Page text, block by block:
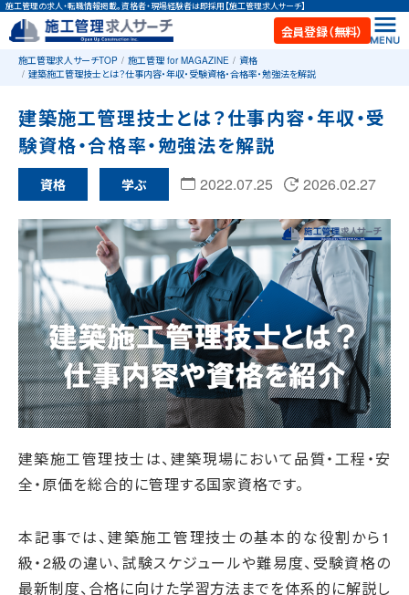
施工管理の求人・転職情報掲載。資格者・現場経験者は即採用【施工管理求人サーチ】
会員登録（無料）
施工管理求人サーチTOP 施工管理 for MAGAZINE
資格
建築施工管理技士とは？仕事内容・年収・受験資格・合格率・勉強法を解説
建築施工管理技士とは？仕事内容・年収・受
験資格・合格率・勉強法を解説
資格 学ぶ 2022.07.25 2026.02.27
建築施工管理技士は、建築現場において品質・工程・安
全・原価を総合的に管理する国家資格です。
本記事では、建築施工管理技士の基本的な役割から1
級・2級の違い、試験スケジュールや難易度、受験資格の
最新制度、合格に向けた学習方法までを体系的に解説し